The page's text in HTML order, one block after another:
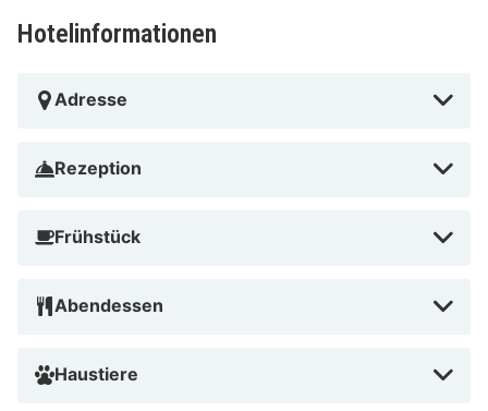
Hotelinformationen
Adresse
Rezeption
Frühstück
Abendessen
Haustiere